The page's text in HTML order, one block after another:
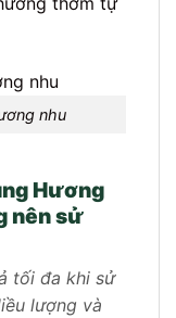
nhu
Hương
nên sử
tối đa khi sử
lượng và